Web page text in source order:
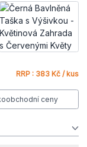
RRP : 383 Kč / kus
ceny